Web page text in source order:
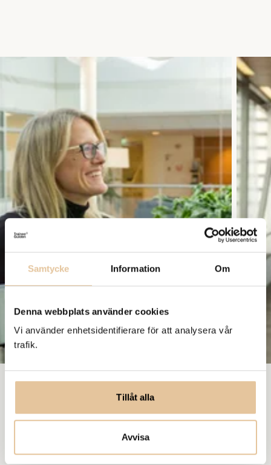
Samtycke Information Om
Denna webbplats använder cookies
Vi använder enhetsidentifierare för att analysera vår
trafik.
Tillåt alla
Avvisa